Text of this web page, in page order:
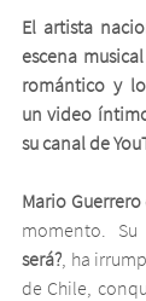
El artista
escena
romántico y
un video
su canal de
Mario Guerrero
momento.
será?, ha
de Chile,